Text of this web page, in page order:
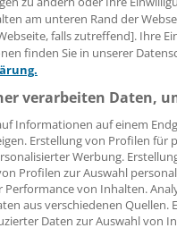
verhindern
Patienten
die sie möglichst lange
genug in ein Bett
Setzt unser System die
aus der
werden?
Vorsitzender des
Ein
am unteren Rand der
falls zutreffend]. Ihre
finden Sie in unserer
verarbeiten Daten,
Informationen auf einem
Erstellung von Profilen für
Werbung.
Profilen zur Auswahl
Performance von Inhalten.
aus verschiedenen Quellen.
Daten zur Auswahl von